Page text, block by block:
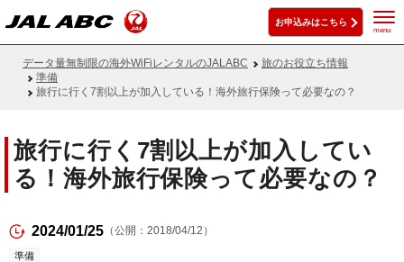
お申込みはこちら
menu
データ量無制限の海外WiFiレンタルのJALABC
旅のお役立ち情報
準備
旅行に行く7割以上が加入している！海外旅行保険って必要なの？
旅行に行く7割以上が加入してい
る！海外旅行保険って必要なの？
2024/01/25 （公開：2018/04/12）
準備